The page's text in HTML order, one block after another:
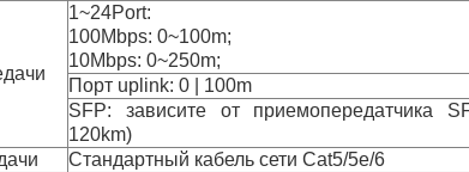
1~24Port:
100Mbps: 0~100m;
10Mbps: 0~250m;
Порт uplink: 0 | 100m
SFP: зависите от приемопередатчика
120km)
Стандартный кабель сети Cat5/5e/6